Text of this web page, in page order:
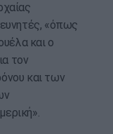
«όπως
και ο
τον
και των